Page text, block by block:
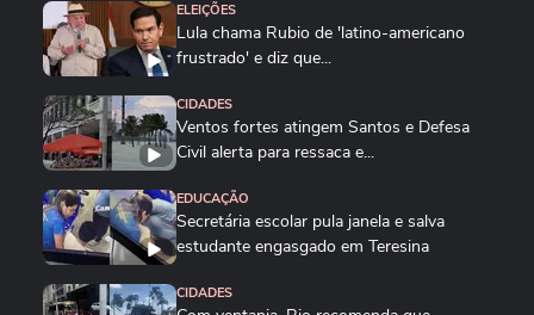
ELEIÇÕES
Lula chama Rubio de 'latino-americano
frustrado' e diz que...
CIDADES
Ventos fortes atingem Santos e Defesa
Civil alerta para ressaca e...
EDUCAÇÃO
Secretária escolar pula janela e salva
estudante engasgado em Teresina
CIDADES